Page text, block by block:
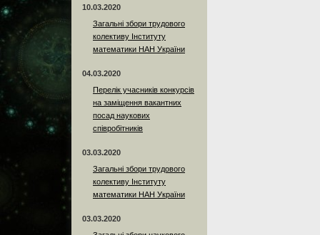
10.03.2020
Загальні збори трудового
колективу Інституту
математики НАН України
04.03.2020
Перелік учасників конкурсів
на заміщення вакантних
посад наукових
співробітників
03.03.2020
Загальні збори трудового
колективу Інституту
математики НАН України
03.03.2020